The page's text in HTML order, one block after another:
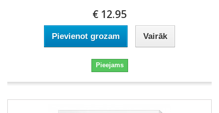
€ 12.95
Pievienot grozam Vairāk
Pieejams